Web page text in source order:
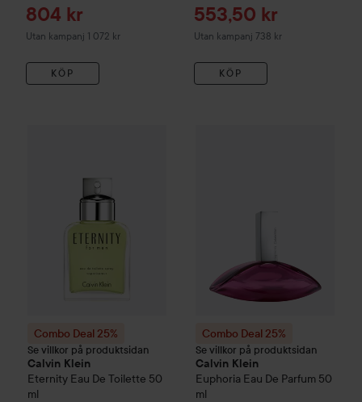
Reapris
804 kr
Utan kampanj 1 072 kr
KÖP
Reapris
553,50 kr
Utan kampanj 738 kr
KÖP
Combo Deal 25%
Se villkor på produktsidan
Calvin Klein
Eternity Eau De Toilette 50
ml
Combo Deal 25%
Se villkor på produktsidan
Calvin Klein
Euphoria Eau De Parfum 50
ml